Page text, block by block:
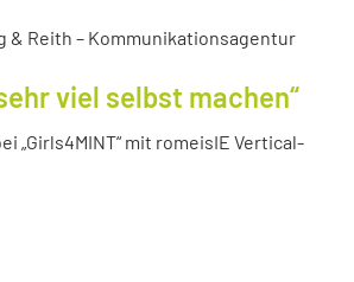
& Reith – Kommunikationsagentur
viel selbst machen“
„Girls4MINT“ mit romeisIE Vertical-